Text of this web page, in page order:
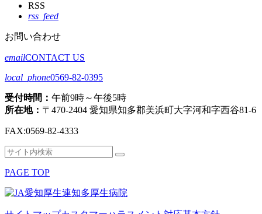
RSS
rss_feed
お問い合わせ
emailCONTACT US
local_phone0569-82-0395
受付時間： 午前9時～午後5時
所在地： 〒470-2404 愛知県知多郡美浜町大字河和字西谷81-6
FAX:0569-82-4333
検
対
象:
検
PAGE TOP